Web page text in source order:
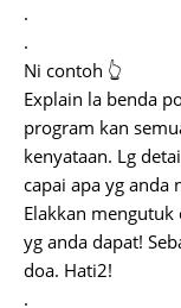
.
.
Ni contoh 👆
Explain la benda
program kan
kenyataan. Lg
capai apa yg anda
Elakkan mengutuk
yg anda dapat!
doa. Hati2!
.